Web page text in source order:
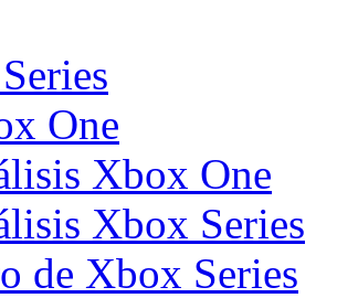
One
Xbox One
Xbox Series
de Xbox Series